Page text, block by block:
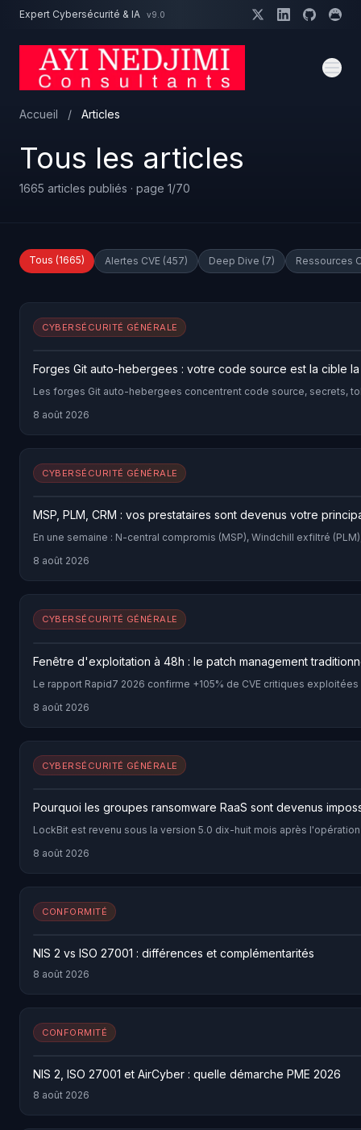
Aller au contenu principal
Expert Cybersécurité & IA v9.0
Accueil / Articles
Tous les articles
1665 articles publiés · page 1/70
Tous (1665) Alertes CVE (457) Deep Dive (7) Ressources
CYBERSÉCURITÉ GÉNÉRALE
Forges Git auto-hebergees : votre code source est la cible
Les forges Git auto-hebergees concentrent code source, secrets,
8 août 2026
CYBERSÉCURITÉ GÉNÉRALE
MSP, PLM, CRM : vos prestataires sont devenus votre
En une semaine : N-central compromis (MSP), Windchill exfiltré
8 août 2026
CYBERSÉCURITÉ GÉNÉRALE
Fenêtre d'exploitation à 48h : le patch management
Le rapport Rapid7 2026 confirme +105% de CVE critiques
8 août 2026
CYBERSÉCURITÉ GÉNÉRALE
Pourquoi les groupes ransomware RaaS sont devenus
LockBit est revenu sous la version 5.0 dix-huit mois après
8 août 2026
CONFORMITÉ
NIS 2 vs ISO 27001 : différences et complémentarités
8 août 2026
CONFORMITÉ
NIS 2, ISO 27001 et AirCyber : quelle démarche PME 2026
8 août 2026
Un projet cybersécurité ?